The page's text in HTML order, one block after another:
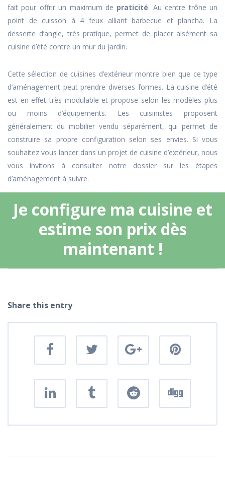
fait pour offrir un maximum de praticité. Au centre trône un
point de cuisson à 4 feux alliant barbecue et plancha. La
desserte d’angle, très pratique, permet de placer aisément sa
cuisine d’été contre un mur du jardin.
Cette sélection de cuisines d’extérieur montre bien que ce type
d’aménagement peut prendre diverses formes. La cuisine d’été
est en effet très modulable et propose selon les modèles plus
ou moins d’équipements. Les cuisinistes proposent
généralement du mobilier vendu séparément, qui permet de
construire sa propre configuration selon ses envies. Si vous
souhaitez vous lancer dans un projet de cuisine d’extérieur, nous
vous invitons à consulter notre dossier sur les étapes
d’aménagement à suivre.
Je configure ma cuisine et
estime son prix dès
maintenant !
Share this entry